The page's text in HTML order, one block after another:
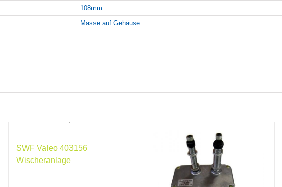
108mm
Masse auf Gehäuse
SWF Valeo 403156
Wischeranlage